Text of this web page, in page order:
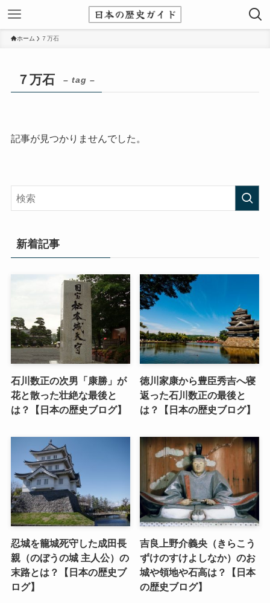
ホーム ７万石
７万石 – tag –
記事が見つかりませんでした。
新着記事
石川数正の次男「康勝」が
花と散った壮絶な最後と
は？【日本の歴史ブログ】
徳川家康から豊臣秀吉へ寝
返った石川数正の最後と
は？【日本の歴史ブログ】
忍城を籠城死守した成田長
親（のぼうの城 主人公）の
末路とは？【日本の歴史ブ
ログ】
吉良上野介義央（きらこう
ずけのすけよしなか）のお
城や領地や石高は？【日本
の歴史ブログ】